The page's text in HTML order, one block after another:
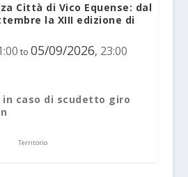
Città di Vico Equense: dal
la XIII edizione di
to 05/09/2026, 23:00
caso di scudetto giro
Territorio